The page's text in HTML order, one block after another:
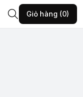
Giỏ hàng (0)